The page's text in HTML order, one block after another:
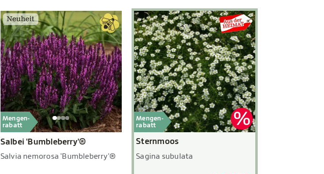
Mengen-
rabatt
Salbei 'Bumbleberry'®
Salvia nemorosa 'Bumbleberry'®
Mengen-
rabatt
Sternmoos
Sagina subulata